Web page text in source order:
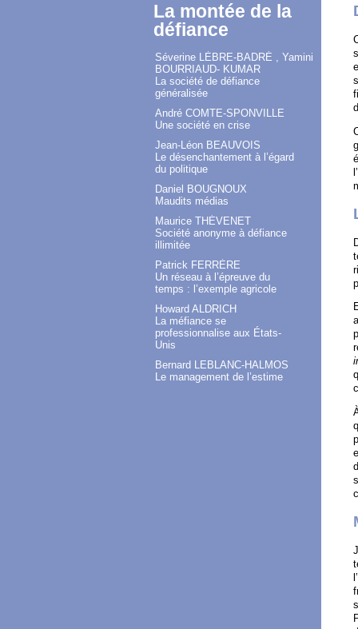
La montée de la
défiance
Séverine LÈBRE-BADRÉ , Yamini
BOURRIAUD- KUMAR
La société de défiance
généralisée
André COMTE-SPONVILLE
Une société en crise
Jean-Léon BEAUVOIS
Le désenchantement à l’égard
du politique
Daniel BOUGNOUX
Maudits médias
Maurice THÉVENET
Société anonyme à défiance
illimitée
Patrick FERRÈRE
Un réseau à l’épreuve du
temps : l’exemple agricole
Howard ALDRICH
La méfiance se
professionnalise aux États-
Unis
Bernard LEBLANC-HALMOS
Le management de l’estime